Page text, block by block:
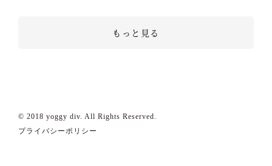
もっと見る
© 2018 yoggy div. All Rights Reserved.
プライバシーポリシー